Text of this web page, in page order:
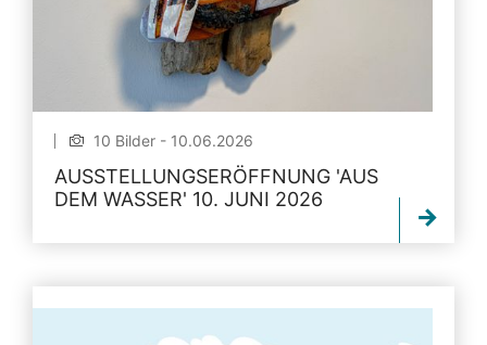
10 Bilder - 10.06.2026
AUSSTELLUNGSERÖFFNUNG 'AUS
DEM WASSER' 10. JUNI 2026